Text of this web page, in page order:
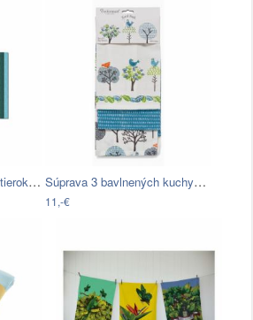
Súprava 2 bavlnených utierok Remember… Súprava 3 bavlnených kuchynských…
11,-€